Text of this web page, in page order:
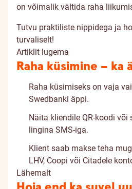
on võimalik vältida raha
Tutvu praktiliste nippidega ja
turvaliselt!
Artiklit lugema
Raha küsimine – ka
Raha küsimiseks on vaja
Swedbanki äppi.
Näita kliendile QR-koodi või
lingina SMS-iga.
Klient saab makse teha
LHV, Coopi või Citadele
Lähemalt